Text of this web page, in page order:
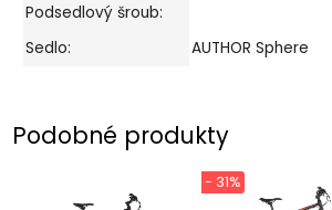
Podsedlový šroub:
Sedlo:
AUTHOR Sphere
Podobné produkty
- 31%